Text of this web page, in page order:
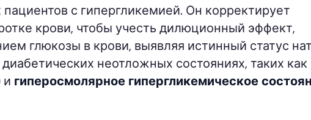
с гипергликемией. Он корректирует
крови, чтобы учесть дилюционный эффект,
глюкозы в крови, выявляя истинный статус
неотложных состояниях, таких как
и гиперосмолярное гипергликемическое